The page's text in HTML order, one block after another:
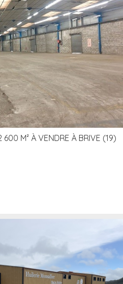
600 M² À VENDRE À BRIVE (19)